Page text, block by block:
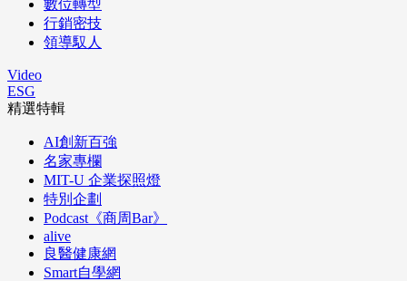
數位轉型
行銷密技
領導馭人
Video
ESG
精選特輯
AI創新百強
名家專欄
MIT-U 企業探照燈
特別企劃
Podcast《商周Bar》
alive
良醫健康網
Smart自學網